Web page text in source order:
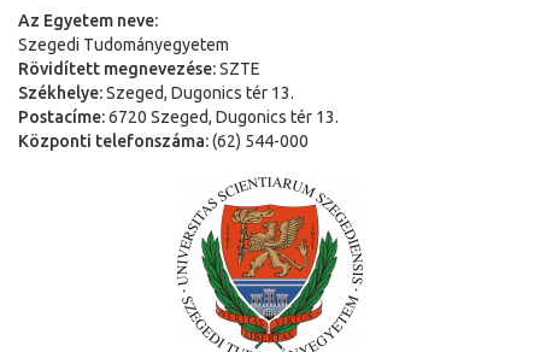
Az Egyetem neve:
Szegedi Tudományegyetem
Rövidített megnevezése:SZTE
Székhelye:Szeged, Dugonics tér 13.
Postacíme:6720 Szeged, Dugonics tér 13.
Központi telefonszáma:(62) 544-000